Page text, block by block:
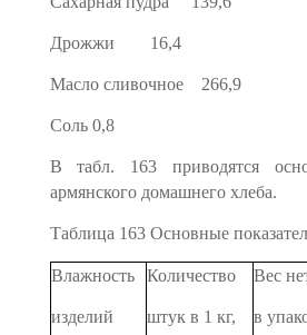
Дрожжи 16,4
Масло сливочное 266,9
Соль 0,8
В табл. 163 приводятся
армянского до­машнего хлеба.
Таблица 163 Основные
Влажность
изделий
Количество
штук в 1 кг,
Вес
в